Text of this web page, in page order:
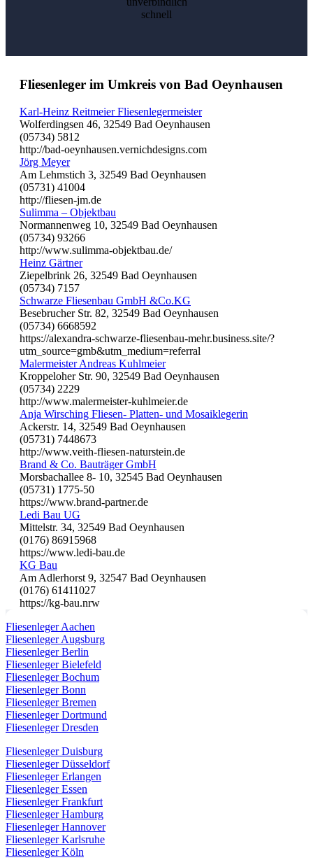
schnell
Fliesenleger im Umkreis von Bad Oeynhausen
Karl-Heinz Reitmeier Fliesenlegermeister
Wolferdingsen 46, 32549 Bad Oeynhausen
(05734) 5812
http://bad-oeynhausen.vernichdesigns.com
Jörg Meyer
Am Lehmstich 3, 32549 Bad Oeynhausen
(05731) 41004
http://fliesen-jm.de
Sulimma – Objektbau
Normannenweg 10, 32549 Bad Oeynhausen
(05734) 93266
http://www.sulimma-objektbau.de/
Heinz Gärtner
Ziepelbrink 26, 32549 Bad Oeynhausen
(05734) 7157
Schwarze Fliesenbau GmbH &Co.KG
Besebrucher Str. 82, 32549 Bad Oeynhausen
(05734) 6668592
https://alexandra-schwarze-fliesenbau-mehr.business.site/?
utm_source=gmb&utm_medium=referral
Malermeister Andreas Kuhlmeier
Kroppeloher Str. 90, 32549 Bad Oeynhausen
(05734) 2229
http://www.malermeister-kuhlmeier.de
Anja Wirsching Fliesen- Platten- und Mosaiklegerin
Ackerstr. 14, 32549 Bad Oeynhausen
(05731) 7448673
http://www.veith-fliesen-naturstein.de
Brand & Co. Bauträger GmbH
Morsbachallee 8- 10, 32545 Bad Oeynhausen
(05731) 1775-50
https://www.brand-partner.de
Ledi Bau UG
Mittelstr. 34, 32549 Bad Oeynhausen
(0176) 86915968
https://www.ledi-bau.de
KG Bau
Am Adlerhorst 9, 32547 Bad Oeynhausen
(0176) 61411027
https://kg-bau.nrw
Fliesenleger Aachen
Fliesenleger Augsburg
Fliesenleger Berlin
Fliesenleger Bielefeld
Fliesenleger Bochum
Fliesenleger Bonn
Fliesenleger Bremen
Fliesenleger Dortmund
Fliesenleger Dresden
Fliesenleger Duisburg
Fliesenleger Düsseldorf
Fliesenleger Erlangen
Fliesenleger Essen
Fliesenleger Frankfurt
Fliesenleger Hamburg
Fliesenleger Hannover
Fliesenleger Karlsruhe
Fliesenleger Köln